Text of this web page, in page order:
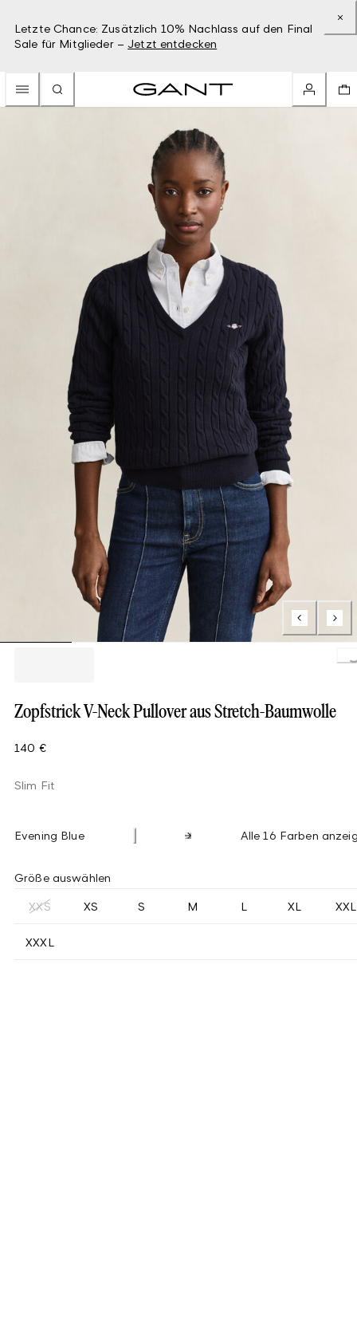
Letzte Chance: Zusätzlich 10% Nachlass auf den Final
Sale für Mitglieder – Jetzt entdecken
Zopfstrick V-Neck Pullover aus Stretch-Baumwolle
140 €
Slim Fit
Evening Blue Alle 16 Farben
Größe auswählen
XXS XS S M L XL XXL
XXXL